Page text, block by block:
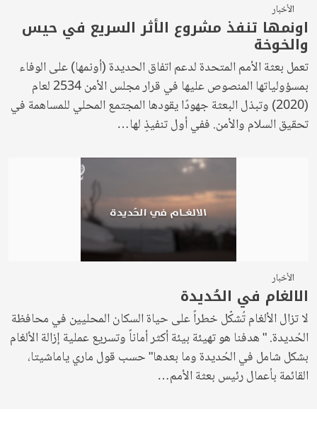
الأخبار
اونمها تنفذ مشروع الأثر السريع في حيس
والخوخة
تعمل بعثة الأمم المتحدة لدعم اتفاق الحديدة (أونمها) على الوفاء
بمسؤولياتها المنصوص عليها في قرار مجلس الأمن 2534 لعام
(2020) وتبذل البعثة جهودًا يقودها المجتمع المحلي للمساهمة في
تحقيق السلام والأمن. ففي أول تنفيذٍ لها…
الأخبار
الالغام في الحُديدة
لا تزال الألغام تُشكّل خطراً على حياة السكان المحليين في محافظة
الحُديدة. " هدفنا هو تهيئة بيئة أكثر أماناً وتسريع عملية إزالة الألغام
بشكل شامل في الحُديدة وما بعدها" حسب قول ماري ياماشيتا،
القائمة بأعمال رئيس بعثة الأمم…